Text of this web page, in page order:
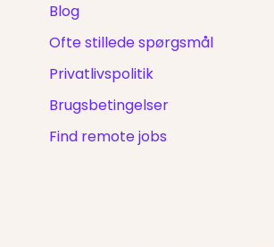
Blog
Ofte stillede spørgsmål
Privatlivspolitik
Brugsbetingelser
Find remote jobs